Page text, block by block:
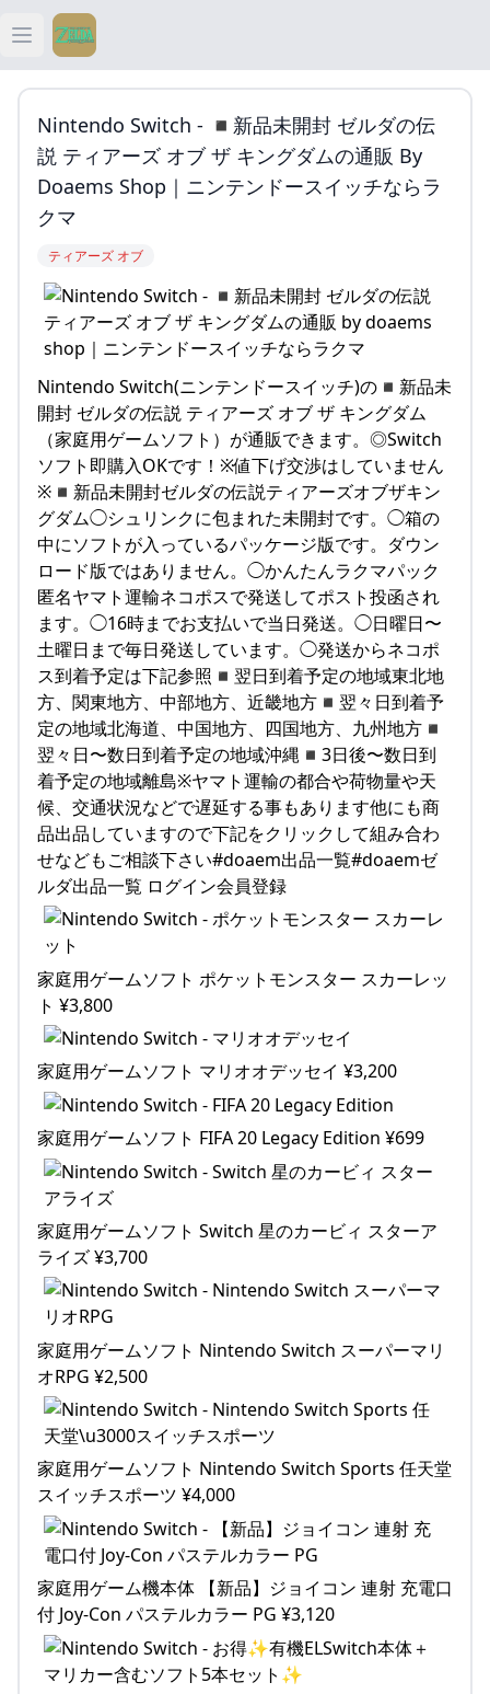
Open main menu
ティアキン
ティアキン 祠
ティアキン 武器
Nintendo Switch - ◾️新品未開封 ゼルダの伝
説 ティアーズ オブ ザ キングダムの通販 By
Doaems Shop｜ニンテンドースイッチならラ
クマ
ティアーズ オブ
Nintendo Switch(ニンテンドースイッチ)の◾️新品未
開封 ゼルダの伝説 ティアーズ オブ ザ キングダム
（家庭用ゲームソフト）が通販できます。◎Switch
ソフト即購入OKです！※値下げ交渉はしていません
※◾️新品未開封ゼルダの伝説ティアーズオブザキン
グダム◯シュリンクに包まれた未開封です。◯箱の
中にソフトが入っているパッケージ版です。ダウン
ロード版ではありません。◯かんたんラクマパック
匿名ヤマト運輸ネコポスで発送してポスト投函され
ます。◯16時までお支払いで当日発送。◯日曜日〜
土曜日まで毎日発送しています。◯発送からネコポ
ス到着予定は下記参照◾️翌日到着予定の地域東北地
方、関東地方、中部地方、近畿地方◾️翌々日到着予
定の地域北海道、中国地方、四国地方、九州地方◾️
翌々日〜数日到着予定の地域沖縄◾️3日後〜数日到
着予定の地域離島※ヤマト運輸の都合や荷物量や天
候、交通状況などで遅延する事もあります他にも商
品出品していますので下記をクリックして組み合わ
せなどもご相談下さい#doaem出品一覧#doaemゼ
ルダ出品一覧 ログイン会員登録
家庭用ゲームソフト ポケットモンスター スカーレッ
ト ¥3,800
家庭用ゲームソフト マリオオデッセイ ¥3,200
家庭用ゲームソフト FIFA 20 Legacy Edition ¥699
家庭用ゲームソフト Switch 星のカービィ スターア
ライズ ¥3,700
家庭用ゲームソフト Nintendo Switch スーパーマリ
オRPG ¥2,500
家庭用ゲームソフト Nintendo Switch Sports 任天堂
スイッチスポーツ ¥4,000
家庭用ゲーム機本体 【新品】ジョイコン 連射 充電口
付 Joy-Con パステルカラー PG ¥3,120